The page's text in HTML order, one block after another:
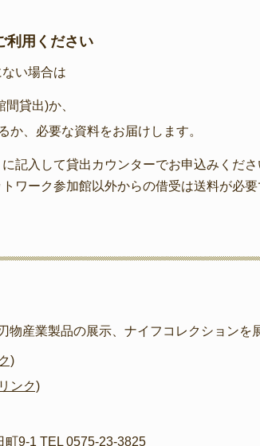
利用ください
い場合は
貸出)か、
か、必要な資料をお届けします。
記入して貸出カウンターでお申込みくださ
ワーク参加館以外からの借受は送料が必
物産業製品の展示、ナイフコレクションを
)
ンク)
町9-1 TEL 0575-23-3825